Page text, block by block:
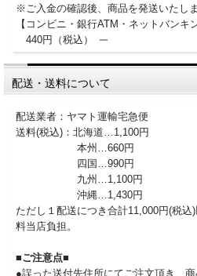
※ご入金の確認後、商品を発送いたしま
【コンビニ・銀行ATM・ネットバンキ
440円（税込）
配送・送料について
配送業者：ヤマト運輸宅急便
送料(税込)：北海道…1,100円
本州…660円
四国…990円
九州…1,100円
沖縄…1,430円
ただし１配送につき合計11,000円(税
料当店負担。
■ご注意点■
●誤った送付先住所にてご注文頂き、